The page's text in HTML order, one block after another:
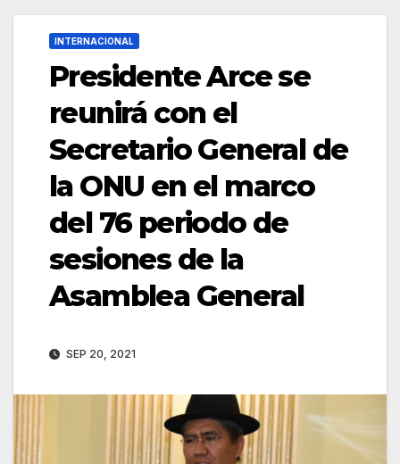
INTERNACIONAL
Presidente Arce se
reunirá con el
Secretario General de
la ONU en el marco
del 76 periodo de
sesiones de la
Asamblea General
SEP 20, 2021